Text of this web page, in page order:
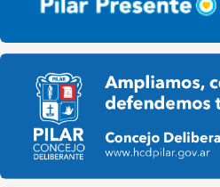
Pilar HCD